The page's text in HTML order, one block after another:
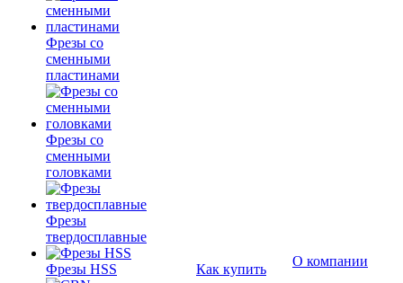
Фрезы со
сменными
пластинами
Фрезы со
сменными
головками
Фрезы
твердосплавные
Фрезы HSS
Как купить
О компании